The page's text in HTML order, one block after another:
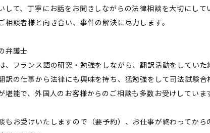
して、丁寧にお話をお聞きしながらの法律相談を大切にして
相談者様と向き合い、事件の解決に尽力します。
弁護士
、フランス語の研究・勉強をしながら、翻訳活動をしていた
訳の仕事から法律にも興味を持ち、猛勉強をして司法試験合
堪能で、外国人のお客様からのご相談も多数お受けしていま
もお受けいたしますので（要予約）、お仕事が終わってから